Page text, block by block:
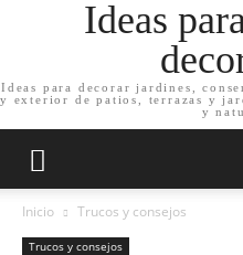
Ideas
Ideas para decorar jardines,
y exterior de patios, terrazas y
y
Inicio Trucos y consejos
Trucos y consejos